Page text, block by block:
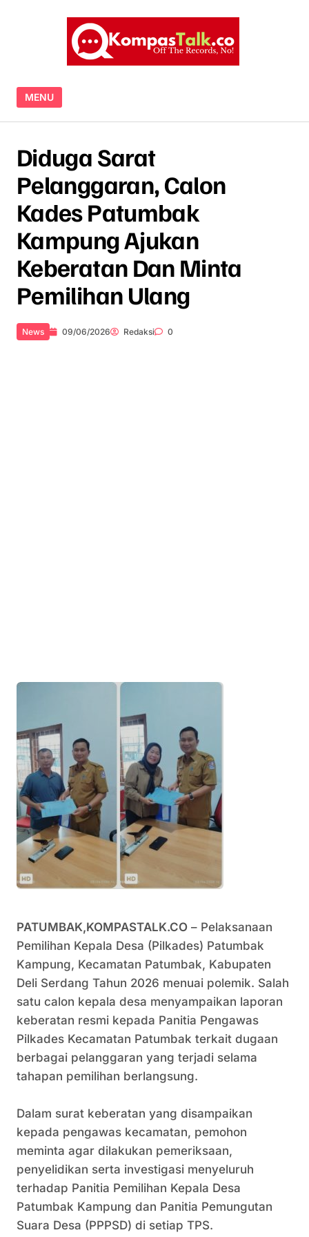
MENU
Diduga Sarat
Pelanggaran, Calon
Kades Patumbak
Kampung Ajukan
Keberatan Dan Minta
Pemilihan Ulang
News 09/06/2026 Redaksi 0
PATUMBAK,KOMPASTALK.CO – Pelaksanaan
Pemilihan Kepala Desa (Pilkades) Patumbak
Kampung, Kecamatan Patumbak, Kabupaten
Deli Serdang Tahun 2026 menuai polemik. Salah
satu calon kepala desa menyampaikan laporan
keberatan resmi kepada Panitia Pengawas
Pilkades Kecamatan Patumbak terkait dugaan
berbagai pelanggaran yang terjadi selama
tahapan pemilihan berlangsung.
Dalam surat keberatan yang disampaikan
kepada pengawas kecamatan, pemohon
meminta agar dilakukan pemeriksaan,
penyelidikan serta investigasi menyeluruh
terhadap Panitia Pemilihan Kepala Desa
Patumbak Kampung dan Panitia Pemungutan
Suara Desa (PPPSD) di setiap TPS.